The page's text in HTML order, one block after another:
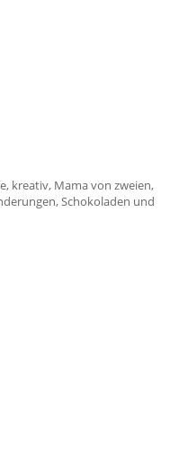
kreativ, Mama von zweien,
Schokoladen und